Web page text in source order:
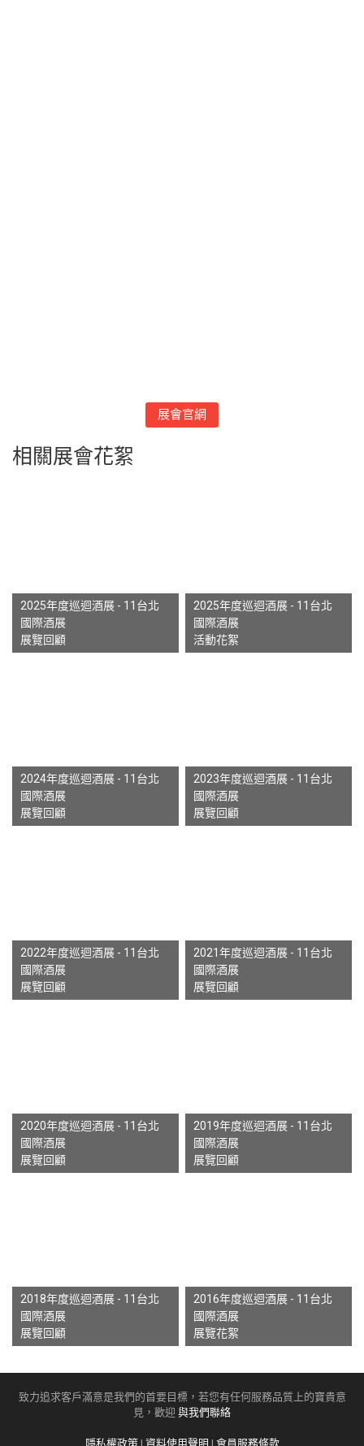
展會官網
相關展會花絮
2025年度巡迴酒展 - 11台北
國際酒展
展覽回顧
2025年度巡迴酒展 - 11台北
國際酒展
活動花絮
2024年度巡迴酒展 - 11台北
國際酒展
展覽回顧
2023年度巡迴酒展 - 11台北
國際酒展
展覽回顧
2022年度巡迴酒展 - 11台北
國際酒展
展覽回顧
2021年度巡迴酒展 - 11台北
國際酒展
展覽回顧
2020年度巡迴酒展 - 11台北
國際酒展
展覽回顧
2019年度巡迴酒展 - 11台北
國際酒展
展覽回顧
2018年度巡迴酒展 - 11台北
國際酒展
展覽回顧
2016年度巡迴酒展 - 11台北
國際酒展
展覽花絮
致力追求客戶滿意是我們的首要目標，若您有任何服務品質上的寶貴意
見，歡迎 與我們聯絡
隱私權政策| 資料使用聲明 | 會員服務條款